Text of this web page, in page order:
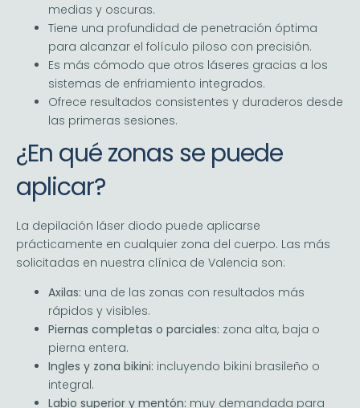
medias y oscuras.
Tiene una profundidad de penetración óptima
para alcanzar el folículo piloso con precisión.
Es más cómodo que otros láseres gracias a los
sistemas de enfriamiento integrados.
Ofrece resultados consistentes y duraderos desde
las primeras sesiones.
¿En qué zonas se puede
aplicar?
La depilación láser diodo puede aplicarse
prácticamente en cualquier zona del cuerpo. Las más
solicitadas en nuestra clínica de Valencia son:
Axilas: una de las zonas con resultados más
rápidos y visibles.
Piernas completas o parciales: zona alta, baja o
pierna entera.
Ingles y zona bikini: incluyendo bikini brasileño o
integral.
Labio superior y mentón: muy demandada para